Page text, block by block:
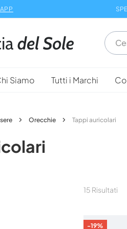
Siamo Tutti i Marchi
Orecchie Tappi auricolari
15 Risultati
-19%